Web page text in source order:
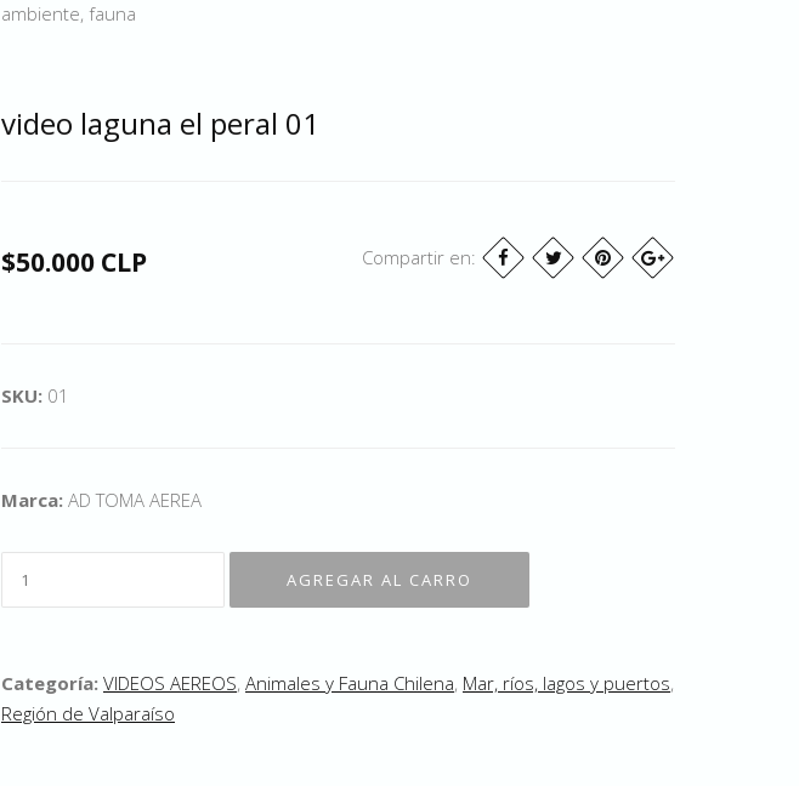
ambiente, fauna
video laguna el peral 01
$50.000 CLP Compartir en:
SKU: 01
Marca: AD TOMA AEREA
Categoría: VIDEOS AEREOS, Animales y Fauna Chilena, Mar, ríos, lagos y puertos,
Región de Valparaíso